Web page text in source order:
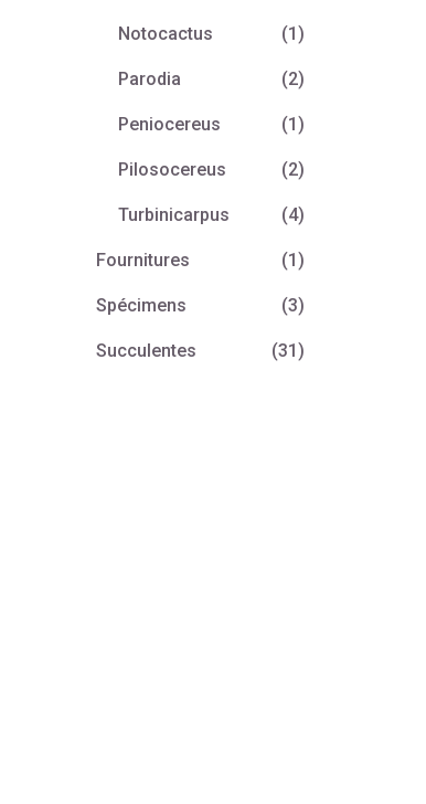
Notocactus (1)
Parodia (2)
Peniocereus (1)
Pilosocereus (2)
Turbinicarpus (4)
Fournitures (1)
Spécimens (3)
Succulentes (31)